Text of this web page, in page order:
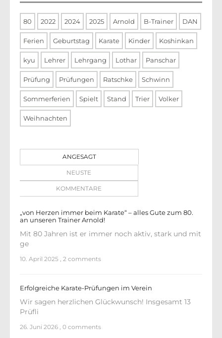
80 2022 2024 2025 Arnold B-Trainer DAN
Ferien Geburtstag Karate Kinder Koshinkan
kyu Lehrer Lehrgang Lothar Panschar
Prüfung Prüfungen Ratschke Schwinn
Sommerferien Spielt Stand Trier Volker
Weihnachten
ANGESAGT
NEUSTE
KOMMENTARE
„von Herzen immer beim Karate“ – alles Gute zum 80.
an unseren Trainer Arnold!
Mit 80 Jahren ist er immer noch aktiv, stark und mit
ge
10. April 2025 2 comments
Erfolgreiche Karate-Prüfungen im Verein
Wir sagen herzlichen Glückwunsch! Insgesamt 13
Prüfli
26. Juni 2026 0 comments